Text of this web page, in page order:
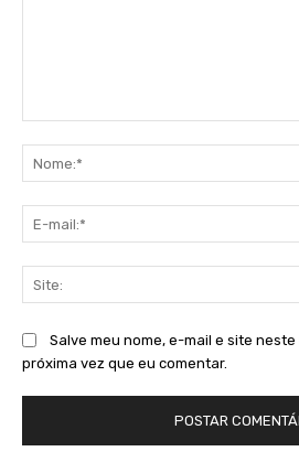
Salve meu nome, e-mail e site
próxima vez que eu comentar.